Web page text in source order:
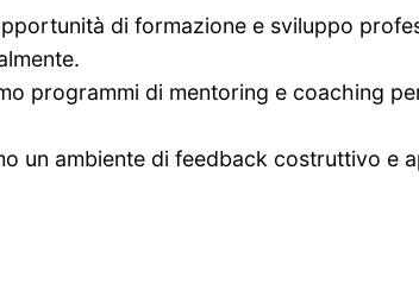
di formazione e sviluppo
programmi di mentoring e coaching
un ambiente di feedback costruttivo e